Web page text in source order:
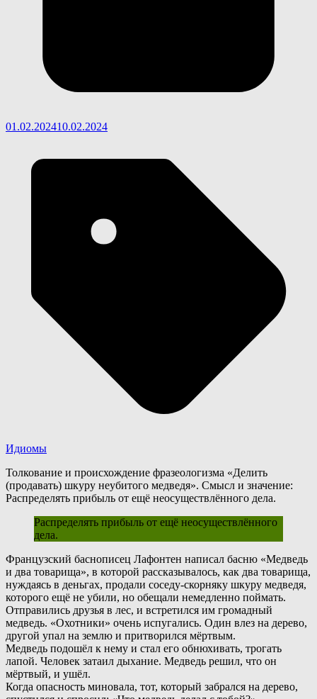
01.02.202410.02.2024
Идиомы
Толкование и происхождение фразеологизма «Делить
(продавать) шкуру неубитого медведя». Смысл и значение:
Распределять прибыль от ещё неосуществлённого дела.
Распределять прибыль от ещё неосуществлённого
дела.
Французский баснописец Лафонтен написал басню «Медведь
и два товарища», в которой рассказывалось, как два товарища,
нуждаясь в деньгах, продали соседу-скорняку шкуру медведя,
которого ещё не убили, но обещали немедленно поймать.
Отправились друзья в лес, и встретился им громадный
медведь. «Охотники» очень испугались. Один влез на дерево,
другой упал на землю и притворился мёртвым.
Медведь подошёл к нему и стал его обнюхивать, трогать
лапой. Человек затаил дыхание. Медведь решил, что он
мёртвый, и ушёл.
Когда опасность миновала, тот, который забрался на дерево,